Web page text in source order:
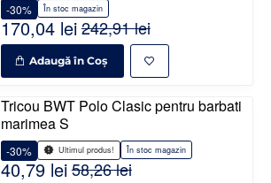
În stoc magazin
-30%
170,04 lei242,91 lei
Adaugă în Coş
Tricou BWT Polo Clasic pentru barbati
marimea S
Ultimul produs! În stoc magazin
-30%
40,79 lei58,26 lei